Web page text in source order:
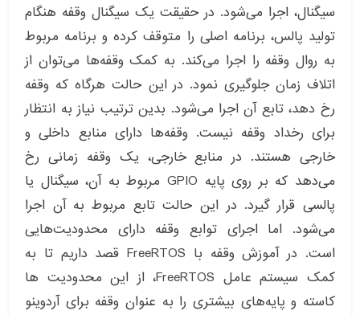
سیگنال، اجرا می‌شود. در حقیقت یک سیگنال وقفه هنگام
تولید پالس، برنامه اصلی را متوقف کرده و برنامه مربوط
به روال وقفه را اجرا می‌کند. به کمک وقفه‌ها می‌توان از
اتلاف زمان جلوگیری نمود. در این حالت هرگاه که وقفه
رخ دهد، تابع آن اجرا می‌شود. بدین ترتیب نیاز به انتظار
برای رخداد وقفه نیست. وقفه‌ها دارای منابع داخلی و
خارجی هستند. در منابع خارجی، یک وقفه زمانی رخ
می‌دهد که بر روی پایه GPIO مربوط به آن، سیگنال یا
پالسی قرار گیرد. در این حالت تابع مربوط به آن اجرا
می‌شود. اما اجرای توابع وقفه دارای محدودیت‌هایی
است. در آموزش وقفه با FreeRTOS قصد داریم تا به
کمک سیستم عامل FreeRTOS، از این محدودیت ها
کاسته و پایه‌های بیشتری را به عنوان وقفه برای آردوینو